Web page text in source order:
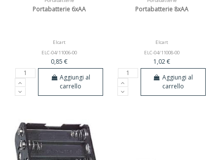
Portabatterie 6xAA
Elcart
ELC-04/11006-00
0,85 €
Aggiungi al
carrello
Portabatterie 8xAA
Elcart
ELC-04/11008-00
1,02 €
Aggiungi al
carrello